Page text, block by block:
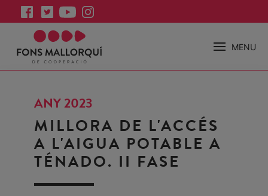
MENU
ANY 2023
MILLORA DE L'ACCÉS
A L'AIGUA POTABLE A
TÉNADO. II FASE